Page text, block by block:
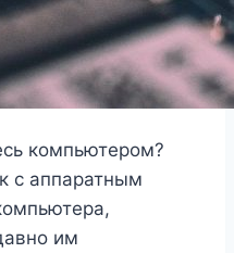
компьютером?
с аппаратным
им